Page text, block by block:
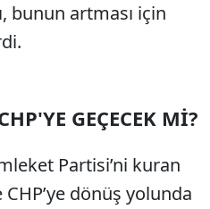
bunun artması için
GEÇECEK Mİ?
Partisi’ni kuran
dönüş yolunda